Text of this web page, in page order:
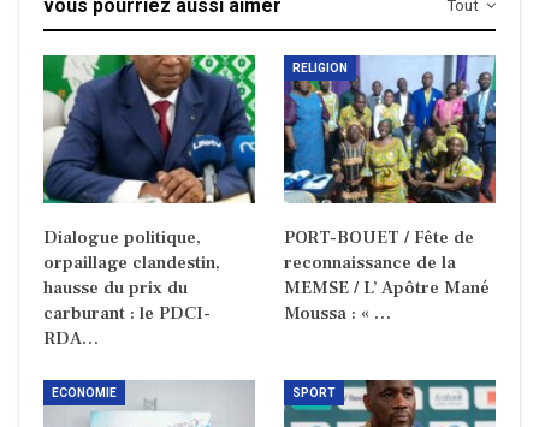
Tout
vous pourriez aussi aimer
Dialogue politique,
orpaillage clandestin,
hausse du prix du
carburant : le PDCI-
RDA…
RELIGION
PORT-BOUET / Fête de
reconnaissance de la
MEMSE / L’ Apôtre Mané
Moussa : « …
ECONOMIE SPORT